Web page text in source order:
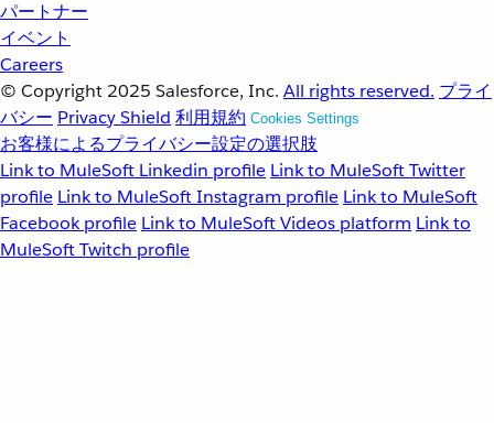
パートナー
イベント
Careers
© Copyright 2025 Salesforce, Inc. All rights reserved. プライ
バシー Privacy Shield 利用規約 Cookies Settings
お客様によるプライバシー設定の選択肢
Link to MuleSoft Linkedin profile Link to MuleSoft Twitter
profile Link to MuleSoft Instagram profile Link to MuleSoft
Facebook profile Link to MuleSoft Videos platform Link to
MuleSoft Twitch profile